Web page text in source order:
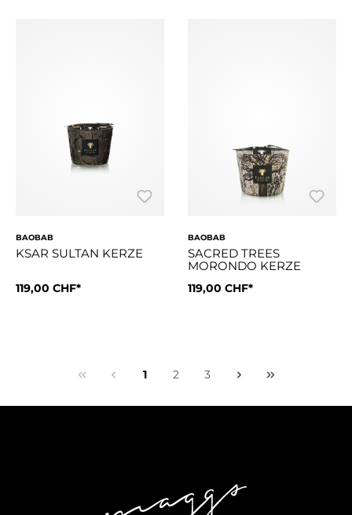
BAOBAB
KSAR SULTAN KERZE
Der Sultan ist der oberste Titel des Monarchen in den
119,00 CHF*
BAOBAB
SACRED TREES
MORONDO KERZE
Die Duftkerze Morondo
119,00 CHF*
1 2 3